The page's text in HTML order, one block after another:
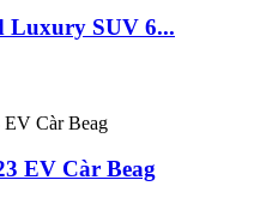
SUV 6...
EV Càr Beag